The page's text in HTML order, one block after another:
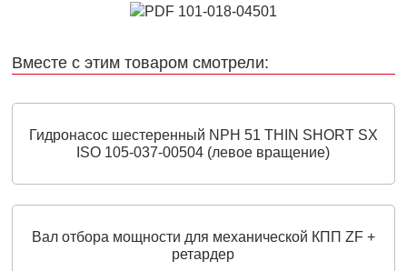
Вместе с этим товаром смотрели:
Гидронасос шестеренный NPH 51 THIN SHORT SX
ISO 105-037-00504 (левое вращение)
Вал отбора мощности для механической КПП ZF +
ретардер